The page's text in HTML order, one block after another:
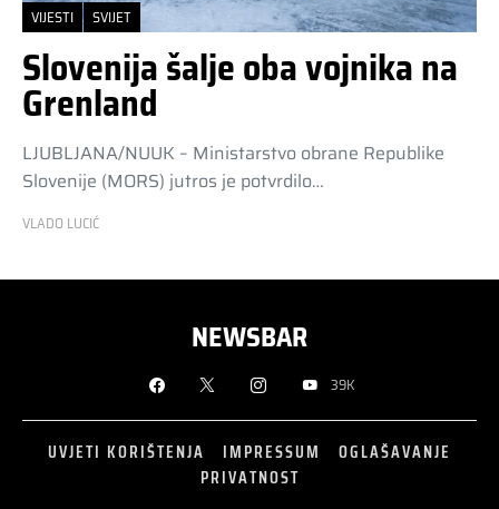
VIJESTI SVIJET
Slovenija šalje oba vojnika na
Grenland
LJUBLJANA/NUUK – Ministarstvo obrane Republike
Slovenije (MORS) jutros je potvrdilo…
VLADO LUCIĆ
NEWSBAR
39K
UVJETI KORIŠTENJA IMPRESSUM
OGLAŠAVANJE
PRIVATNOST